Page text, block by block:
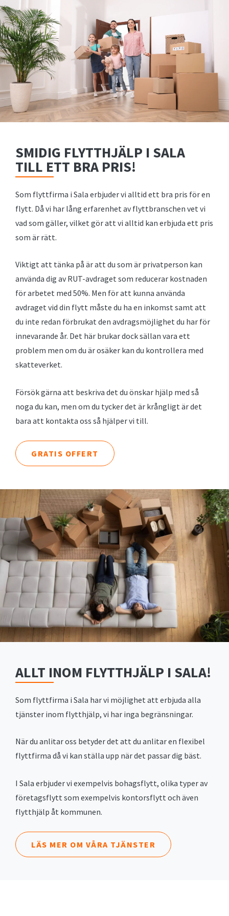
SMIDIG FLYTTHJÄLP I SALA
TILL ETT BRA PRIS!
Som flyttfirma i Sala erbjuder vi alltid ett bra pris för en
flytt. Då vi har lång erfarenhet av flyttbranschen vet vi
vad som gäller, vilket gör att vi alltid kan erbjuda ett pris
som är rätt.
Viktigt att tänka på är att du som är privatperson kan
använda dig av RUT-avdraget som reducerar kostnaden
för arbetet med 50%. Men för att kunna använda
avdraget vid din flytt måste du ha en inkomst samt att
du inte redan förbrukat den avdragsmöjlighet du har för
innevarande år. Det här brukar dock sällan vara ett
problem men om du är osäker kan du kontrollera med
skatteverket.
Försök gärna att beskriva det du önskar hjälp med så
noga du kan, men om du tycker det är krångligt är det
bara att kontakta oss så hjälper vi till.
GRATIS OFFERT
ALLT INOM FLYTTHJÄLP I SALA!
Som flyttfirma i Sala har vi möjlighet att erbjuda alla
tjänster inom flytthjälp, vi har inga begränsningar.
När du anlitar oss betyder det att du anlitar en flexibel
flyttfirma då vi kan ställa upp när det passar dig bäst.
I Sala erbjuder vi exempelvis bohagsflytt, olika typer av
företagsflytt som exempelvis kontorsflytt och även
flytthjälp åt kommunen.
LÄS MER OM VÅRA TJÄNSTER